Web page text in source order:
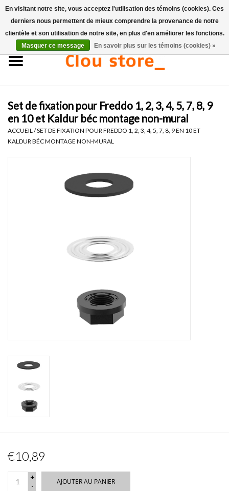
Accueil
Ensembles de lave-mains
Lave-mains
Robinets & vidanges
Set de fixation pour Freddo 1, 2, 3, 4, 5, 7, 8, 9
en 10 et Kaldur béc montage non-mural
ACCUEIL /SET DE FIXATION POUR FREDDO 1, 2, 3, 4, 5, 7, 8, 9 EN 10 ET
KALDUR BÉC MONTAGE NON-MURAL
€10,89
+
-
AJOUTER AU PANIER
En visitant notre site, vous acceptez l'utilisation des témoins (cookies). Ces
derniers nous permettent de mieux comprendre la provenance de notre
clientèle et son utilisation de notre site, en plus d'en améliorer les fonctions.
Masquer ce message
En savoir plus sur les témoins (cookies) »